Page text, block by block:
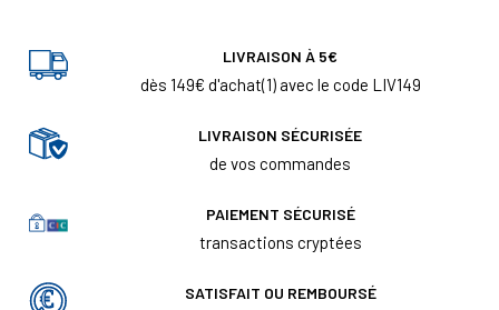
LIVRAISON À 5€
dès 149€ d'achat(1) avec le code LIV149
LIVRAISON SÉCURISÉE
de vos commandes
PAIEMENT SÉCURISÉ
transactions cryptées
SATISFAIT OU REMBOURSÉ